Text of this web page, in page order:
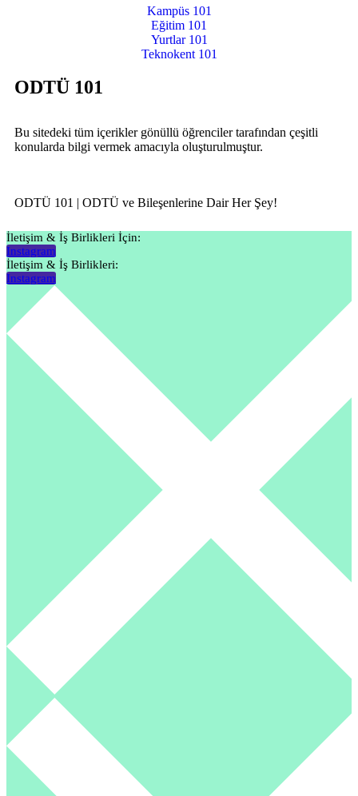
Kampüs 101
Eğitim 101
Yurtlar 101
Teknokent 101
ODTÜ 101
Bu sitedeki tüm içerikler gönüllü öğrenciler tarafından çeşitli
konularda bilgi vermek amacıyla oluşturulmuştur.
ODTÜ 101 | ODTÜ ve Bileşenlerine Dair Her Şey!
İletişim & İş Birlikleri İçin:
Instagram
İletişim & İş Birlikleri:
Instagram